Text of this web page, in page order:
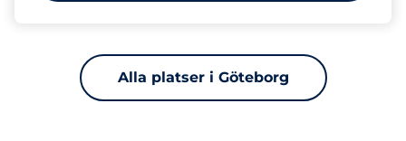
Alla platser i Göteborg